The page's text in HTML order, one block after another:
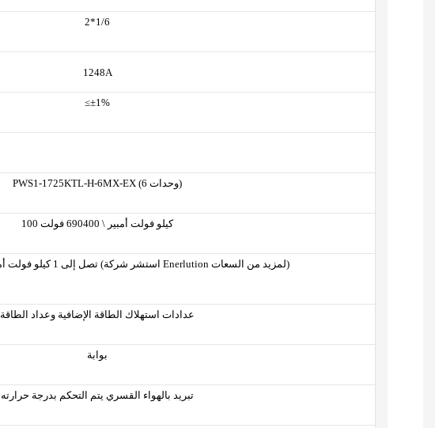
2*1/6
1248A
≤±1%
PWS1-1725KTL-H-6MX-EX (6 وحدات)
100 كيلو فولت أمبير \ 690400 فولت
تصل إلى 1 كيلو فولت أمبير (0.5 ساعة قياسية) (استشر شركة Enerlution لمزيد من السعات)
عدادات استهلاك الطاقة الإضافية وعداد الطاقة
بوابة
تبريد بالهواء القسري يتم التحكم بدرجة حرارته